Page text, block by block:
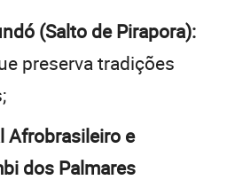
(Salto de Pirapora):
preserva tradições
Afrobrasileiro e
dos Palmares